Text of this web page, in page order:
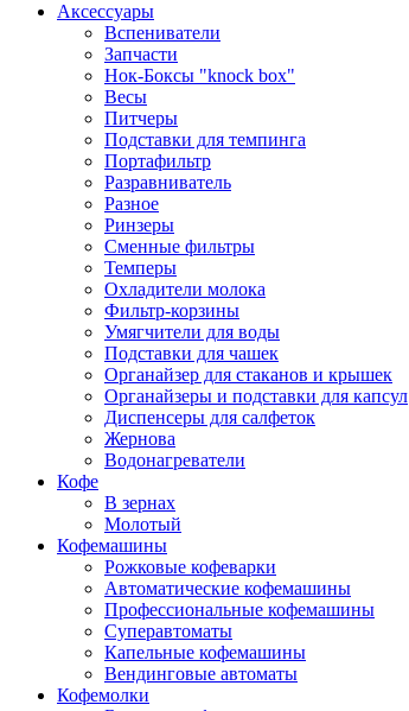
Аксессуары
Вспениватели
Запчасти
Нок-Боксы "knock box"
Весы
Питчеры
Подставки для темпинга
Портафильтр
Разравниватель
Разное
Ринзеры
Сменные фильтры
Темперы
Охладители молока
Фильтр-корзины
Умягчители для воды
Подставки для чашек
Органайзер для стаканов и крышек
Органайзеры и подставки для капсул
Диспенсеры для салфеток
Жернова
Водонагреватели
Кофе
В зернах
Молотый
Кофемашины
Рожковые кофеварки
Автоматические кофемашины
Профессиональные кофемашины
Суперавтоматы
Капельные кофемашины
Вендинговые автоматы
Кофемолки